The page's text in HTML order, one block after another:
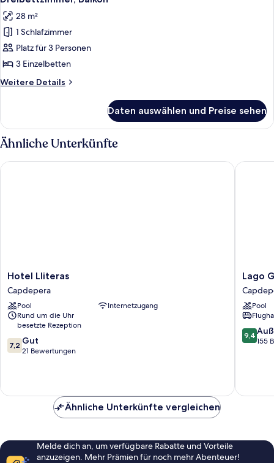
28 m²
1 Schlafzimmer
Platz für 3 Personen
3 Einzelbetten
Weitere Details
Weitere
Balkon
Daten auswählen und Preise sehen
Ähnliche Unterkünfte
Hotel
Lliteras
Capdepera
Hotel Lliteras
Capdepera
Pool
Internetzugang
Rund um die Uhr
besetzte Rezeption
7.2
von
Bewertungen
7,2 Gut
21 Bewertungen
Hotel Lliteras
Lago
Garden
Hotel
&
Spa
Lago
Pool
9.4
von
9,4
155
Lago
Ähnliche Unterkünfte vergleichen
Melde dich an, um verfügbare Rabatte und Vorteile
anzuzeigen. Mehr Prämien für noch mehr Abenteuer!